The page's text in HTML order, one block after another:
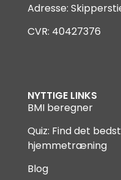
Adresse:
CVR: 40427376
NYTTIGE LINKS
BMI beregner
Quiz: Find det
hjemmetræning
Blog